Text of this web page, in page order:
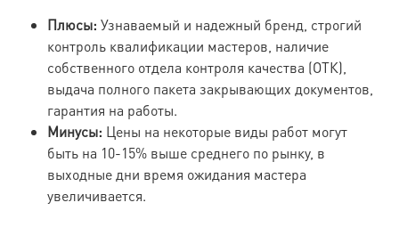
Плюсы: Узнаваемый и надежный бренд, строгий
контроль квалификации мастеров, наличие
собственного отдела контроля качества (ОТК),
выдача полного пакета закрывающих документов,
гарантия на работы.
Минусы: Цены на некоторые виды работ могут
быть на 10-15% выше среднего по рынку, в
выходные дни время ожидания мастера
увеличивается.